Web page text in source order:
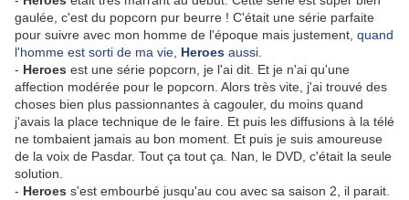
gaulée, c'est du popcorn pur beurre ! C'était une série parfaite
pour suivre avec mon homme de l'époque mais justement, quand
l'homme est sorti de ma vie, Heroes aussi
- Heroes est une série popcorn, je l'ai dit. Et je n'ai qu'une
affection modérée pour le popcorn. Alors très vite, j'ai trouvé des
choses bien plus passionnantes à cagouler, du moins quand
j'avais la place technique de le faire. Et puis les diffusions à la télé
ne tombaient jamais au bon moment. Et puis je suis amoureuse
de la voix de Pasdar. Tout ça tout ça. Nan, le DVD, c'était la seule
solution.
- Heroes s'est embourbé jusqu'au cou avec sa saison 2, il parait.